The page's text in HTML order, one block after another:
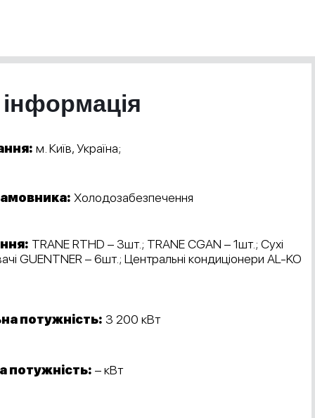
м. Київ, Україна;
Холодозабезпечення
TRANE RTHD – 3шт.; TRANE CGAN – 1шт.; Сухі
GUENTNER – 6шт.; Центральні кондиціонери AL-KO
потужність: 3 200 кВт
потужність: – кВт